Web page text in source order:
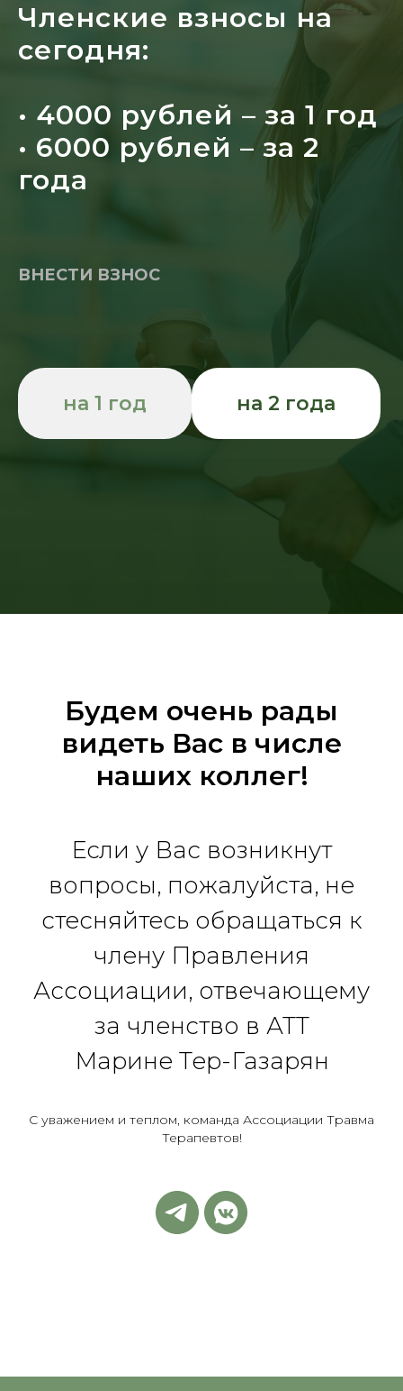
Членские взносы на
сегодня:
• 4000 рублей – за 1 год
• 6000 рублей – за 2
года
ВНЕСТИ ВЗНОС
на 1 год на 2 года
Будем очень рады
видеть Вас в числе
наших коллег!
Если у Вас возникнут
вопросы, пожалуйста, не
стесняйтесь обращаться к
члену Правления
Ассоциации, отвечающему
за членство в АТТ
Марине Тер-Газарян
С уважением и теплом, команда Ассоциации Травма
Терапевтов!